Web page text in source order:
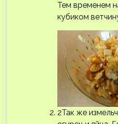
Тем временем
кубиком
2Так же